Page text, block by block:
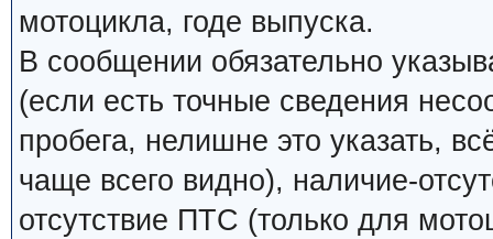
мотоцикла, годе выпуска.
В сообщении обязательно
(если есть точные сведения
пробега, нелишне это указать,
чаще всего видно), наличие-
отсутствие ПТС (только для